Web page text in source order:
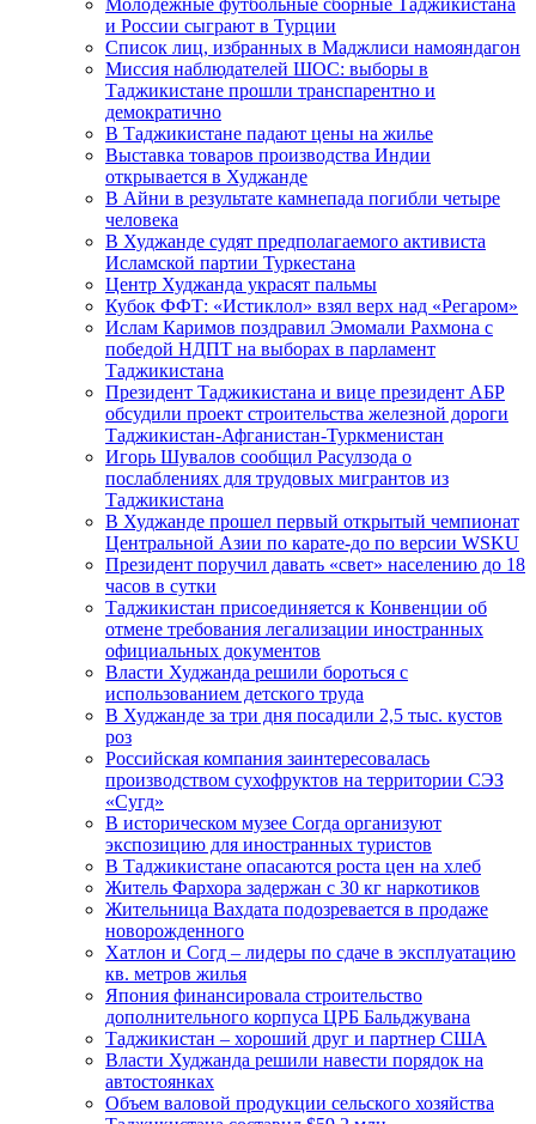
и России сыграют в Турции
Список лиц, избранных в Маджлиси намояндагон
Миссия наблюдателей ШОС: выборы в
Таджикистане прошли транспарентно и
демократично
В Таджикистане падают цены на жилье
Выставка товаров производства Индии
открывается в Худжанде
В Айни в результате камнепада погибли четыре
человека
В Худжанде судят предполагаемого активиста
Исламской партии Туркестана
Центр Худжанда украсят пальмы
Кубок ФФТ: «Истиклол» взял верх над «Регаром»
Ислам Каримов поздравил Эмомали Рахмона с
победой НДПТ на выборах в парламент
Таджикистана
Президент Таджикистана и вице президент АБР
обсудили проект строительства железной дороги
Таджикистан-Афганистан-Туркменистан
Игорь Шувалов сообщил Расулзода о
послаблениях для трудовых мигрантов из
Таджикистана
В Худжанде прошел первый открытый чемпионат
Центральной Азии по карате-до по версии WSKU
Президент поручил давать «свет» населению до 18
часов в сутки
Таджикистан присоединяется к Конвенции об
отмене требования легализации иностранных
официальных документов
Власти Худжанда решили бороться с
использованием детского труда
В Худжанде за три дня посадили 2,5 тыс. кустов
роз
Российская компания заинтересовалась
производством сухофруктов на территории СЭЗ
«Сугд»
В историческом музее Согда организуют
экспозицию для иностранных туристов
В Таджикистане опасаются роста цен на хлеб
Житель Фархора задержан с 30 кг наркотиков
Жительница Вахдата подозревается в продаже
новорожденного
Хатлон и Согд – лидеры по сдаче в эксплуатацию
кв. метров жилья
Япония финансировала строительство
дополнительного корпуса ЦРБ Бальджувана
Таджикистан – хороший друг и партнер США
Власти Худжанда решили навести порядок на
автостоянках
Объем валовой продукции сельского хозяйства